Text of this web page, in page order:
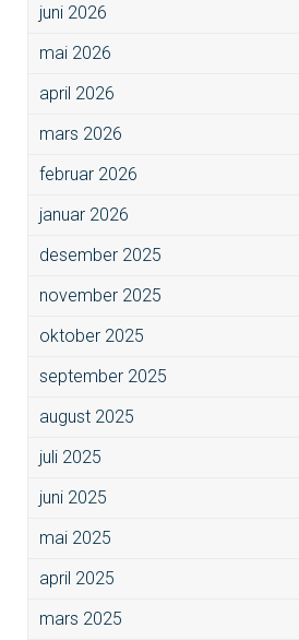
juni 2026
mai 2026
april 2026
mars 2026
februar 2026
januar 2026
desember 2025
november 2025
oktober 2025
september 2025
august 2025
juli 2025
juni 2025
mai 2025
april 2025
mars 2025